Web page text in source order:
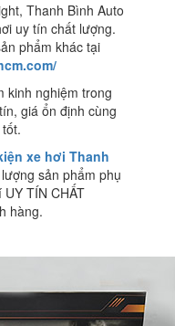
Thanh Bình Auto
uy tín chất lượng.
phẩm khác tại
kinh nghiệm trong
giá ổn định cùng
xe hơi Thanh
sản phẩm phụ
TÍN CHẤT
hàng.